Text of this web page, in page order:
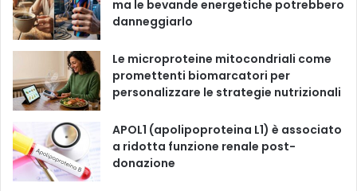
ma le bevande energetiche potrebbero
danneggiarlo
Le microproteine ​​mitocondriali come
promettenti biomarcatori per
personalizzare le strategie nutrizionali
APOL1 (apolipoproteina L1) è associato
a ridotta funzione renale post-
donazione